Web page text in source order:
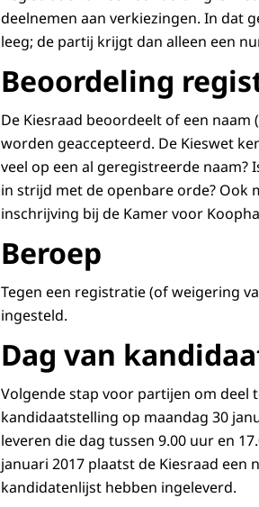
deelnemen aan verkiezingen. In dat
leeg; de partij krijgt dan alleen een
Beoordeling
De Kiesraad beoordeelt of een
worden geaccepteerd. De Kieswet
veel op een al geregistreerde naam?
in strijd met de openbare orde?
inschrijving bij de Kamer voor
Beroep
Tegen een registratie (of weigering
ingesteld.
Dag van
Volgende stap voor partijen om deel
kandidaatstelling op maandag 30
leveren die dag tussen 9.00 uur en
januari 2017 plaatst de Kiesraad
kandidatenlijst hebben ingeleverd.